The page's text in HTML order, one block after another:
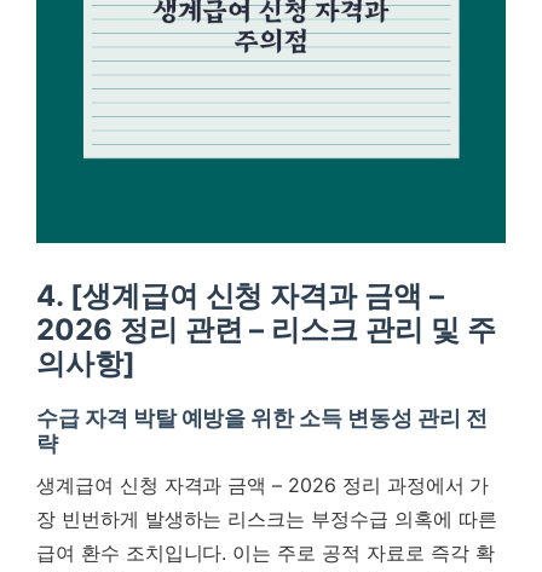
4. [생계급여 신청 자격과 금액 –
2026 정리 관련 – 리스크 관리 및 주
의사항]
수급 자격 박탈 예방을 위한 소득 변동성 관리 전
략
생계급여 신청 자격과 금액 – 2026 정리 과정에서 가
장 빈번하게 발생하는 리스크는 부정수급 의혹에 따른
급여 환수 조치입니다. 이는 주로 공적 자료로 즉각 확